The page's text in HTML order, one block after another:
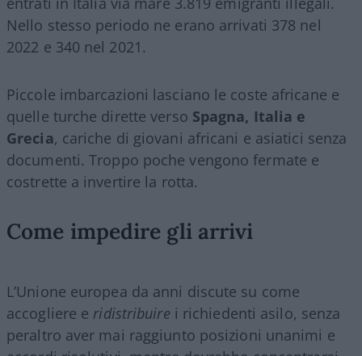
Nello stesso periodo ne erano arrivati 378 nel
2022 e 340 nel 2021.
Piccole imbarcazioni lasciano le coste africane e
quelle turche dirette verso Spagna, Italia e
Grecia, cariche di giovani africani e asiatici senza
documenti. Troppo poche vengono fermate e
costrette a invertire la rotta.
Come impedire gli arrivi
L’Unione europea da anni discute su come
accogliere e ridistribuire i richiedenti asilo, senza
peraltro aver mai raggiunto posizioni unanimi e